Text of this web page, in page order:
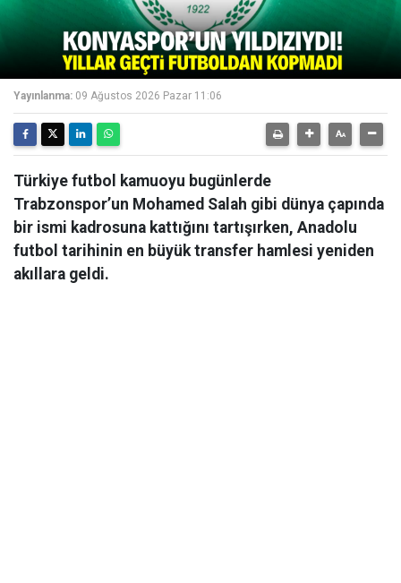
Yayınlanma: 09 Ağustos 2026 Pazar 11:06
Türkiye futbol kamuoyu bugünlerde
Trabzonspor’un Mohamed Salah gibi dünya çapında
bir ismi kadrosuna kattığını tartışırken, Anadolu
futbol tarihinin en büyük transfer hamlesi yeniden
akıllara geldi.